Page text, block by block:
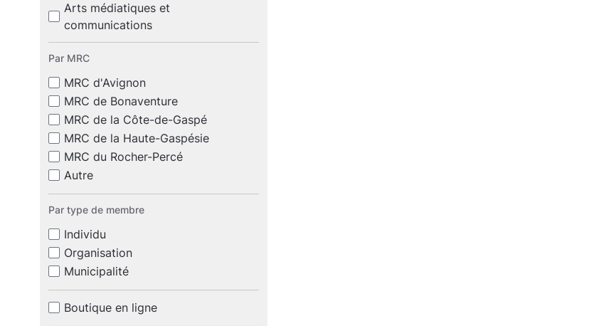
Arts médiatiques et
communications
Par MRC
MRC d'Avignon
MRC de Bonaventure
MRC de la Côte-de-Gaspé
MRC de la Haute-Gaspésie
MRC du Rocher-Percé
Autre
Par type de membre
Individu
Organisation
Municipalité
Boutique en ligne